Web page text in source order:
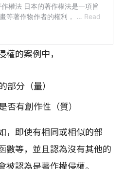
的案例中，
部分（量）
否有創作性（質）
，即使有相同或相似的部
數等，並且認為沒有其他的
認為是著作權侵權。